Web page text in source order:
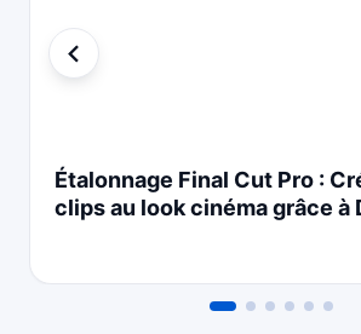
Étalonnage Final Cut Pro :
clips au look cinéma grâce à